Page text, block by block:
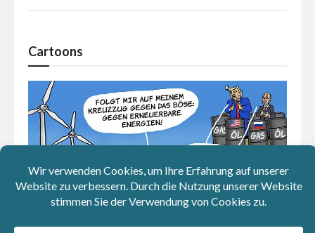
Cartoons